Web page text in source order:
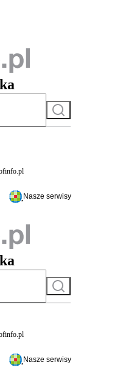
Szukaj
do serwisu
się w nowej karcie
otwiera się w nowej karcie
Nasze serwisy
Szukaj
się w nowej karcie
otwiera się w nowej karcie
Nasze serwisy